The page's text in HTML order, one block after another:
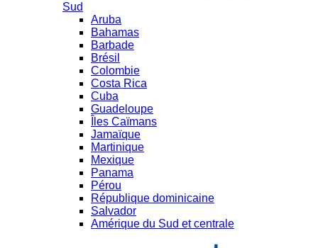
Sud
Aruba
Bahamas
Barbade
Brésil
Colombie
Costa Rica
Cuba
Guadeloupe
Îles Caïmans
Jamaïque
Martinique
Mexique
Panama
Pérou
République dominicaine
Salvador
Amérique du Sud et centrale